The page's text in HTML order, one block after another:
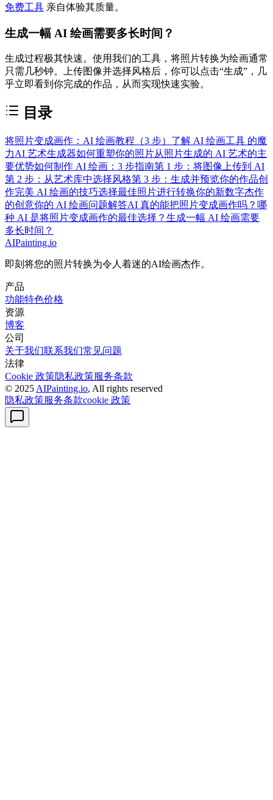
免费工具 亲自体验其质量。
生成一幅 AI 绘画需要多长时间？
生成过程极其快速。使用我们的工具，将照片转换为绘画通常
只需几秒钟。上传图像并选择风格后，你可以点击“生成”，几
乎立即看到你完成的作品，从而实现快速实验。
目录
将照片变成画作：AI 绘画教程（3 步） 了解 AI 绘画工具 的魔
力AI 艺术生成器如何重塑你的照片从照片生成的 AI 艺术的主
要优势如何制作 AI 绘画：3 步指南第 1 步：将图像上传到 AI
第 2 步：从艺术库中选择风格第 3 步：生成并预览你的作品创
作完美 AI 绘画的技巧选择最佳照片进行转换你的新数字杰作
的创意你的 AI 绘画问题解答AI 真的能把照片变成画作吗？ 哪
种 AI 是将照片变成画作的最佳选择？ 生成一幅 AI 绘画需要
多长时间？
AIPainting.io
即刻将您的照片转换为令人着迷的AI绘画杰作。
产品
功能特色价格
资源
博客
公司
关于我们联系我们常见问题
法律
Cookie 政策隐私政策服务条款
© 2025 AIPainting.io, All rights reserved
隐私政策服务条款cookie 政策